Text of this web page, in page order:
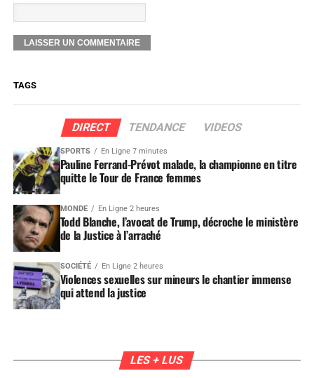
TAGS
DIRECT TENDANCE VIDEOS
SPORTS En Ligne 7 minutes
Pauline Ferrand-Prévot malade, la championne en titre
quitte le Tour de France femmes
MONDE En Ligne 2 heures
Todd Blanche, l’avocat de Trump, décroche le ministère
de la Justice à l’arraché
SOCIÉTÉ En Ligne 2 heures
Violences sexuelles sur mineurs le chantier immense
qui attend la justice
LES + LUS